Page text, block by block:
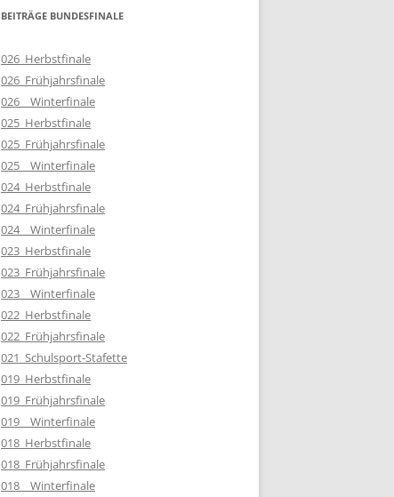
BEITRÄGE BUNDESFINALE
026_Herbstfinale
026_Frühjahrsfinale
026__Winterfinale
025_Herbstfinale
025_Frühjahrsfinale
025__Winterfinale
024_Herbstfinale
024_Frühjahrsfinale
024__Winterfinale
023_Herbstfinale
023_Frühjahrsfinale
023__Winterfinale
022_Herbstfinale
022_Frühjahrsfinale
021_Schulsport-Stafette
019_Herbstfinale
019_Frühjahrsfinale
019__Winterfinale
018_Herbstfinale
018_Frühjahrsfinale
018__Winterfinale